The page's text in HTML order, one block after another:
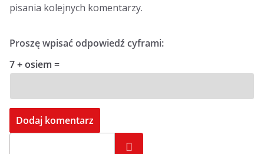
pisania kolejnych komentarzy.
Proszę wpisać odpowiedź cyframi:
7 + osiem =
Szukaj